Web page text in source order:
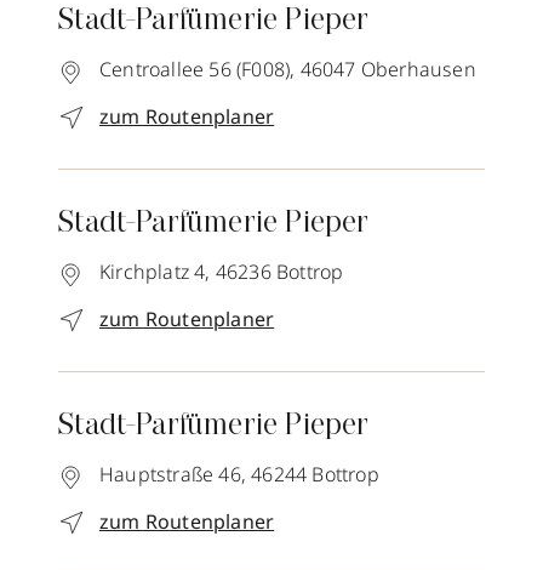
Stadt-Parfümerie Pieper
Centroallee 56 (F008), 46047 Oberhausen
zum Routenplaner
Stadt-Parfümerie Pieper
Kirchplatz 4, 46236 Bottrop
zum Routenplaner
Stadt-Parfümerie Pieper
Hauptstraße 46, 46244 Bottrop
zum Routenplaner